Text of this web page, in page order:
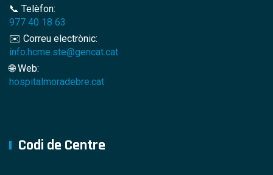
📞 Telèfon:
977 40 18 63
✉️ Correu electrònic:
info.hcme.ste@gencat.cat
🌐 Web:
hospitalmoradebre.cat
Codi de Centre